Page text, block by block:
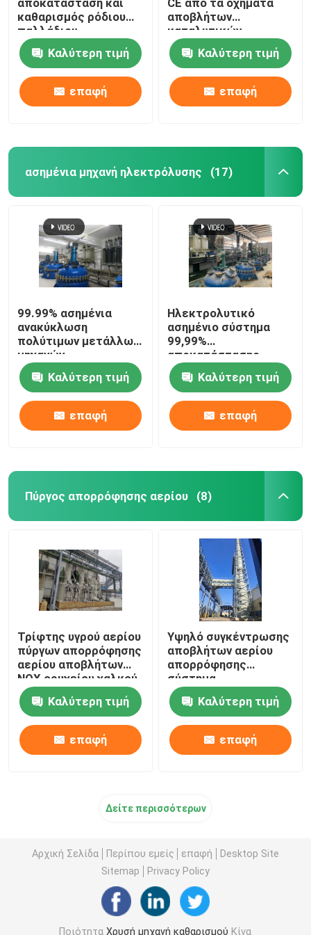
καθαρισμός ρόδιου
παλλάδιου
εξοπλισμού
καθαρισμού
λευκόχρυσου
βιομηχανίας
Καλύτερη τιμή
επαφή
αποβλήτων
καταλυτικών
μετατροπέων
Καλύτερη τιμή
επαφή
ασημένια μηχανή ηλεκτρόλυσης (17)
99.99% ασημένια
ανακύκλωση
πολύτιμων μετάλλων
μηχανών
ηλεκτρόλυσης
υψηλής αγνότητας
Καλύτερη τιμή
επαφή
Ηλεκτρολυτικό
ασημένιο σύστημα
99,99%
αποκατάστασης
ασημένια μηχανή
εξαγωγής υψηλής
αγνότητας
Καλύτερη τιμή
επαφή
Πύργος απορρόφησης αερίου (8)
Τρίφτης υγρού αερίου
πύργων απορρόφησης
αερίου αποβλήτων
NOX ορυχείου χαλκού
Καλύτερη τιμή
επαφή
Υψηλό συγκέντρωσης
αποβλήτων αερίου
απορρόφησης
σύστημα
επεξεργασίας
καπνών ορυχείου
πύργων ασημένιο
Καλύτερη τιμή
επαφή
Δείτε περισσότερων
Αρχική Σελίδα Περίπου εμείς επαφή
Desktop Site
Sitemap
Privacy Policy
ΠοιότηταΧρυσή μηχανή καθαρισμού Κίνα